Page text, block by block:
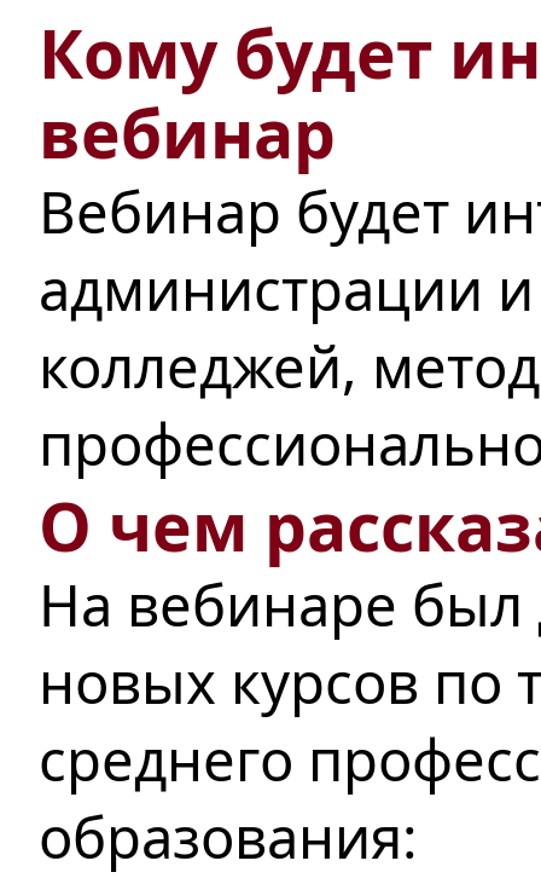
Кому будет
вебинар
Вебинар будет
администрации
колледжей,
О чем
На вебинаре был
новых курсов по
среднего
образования: